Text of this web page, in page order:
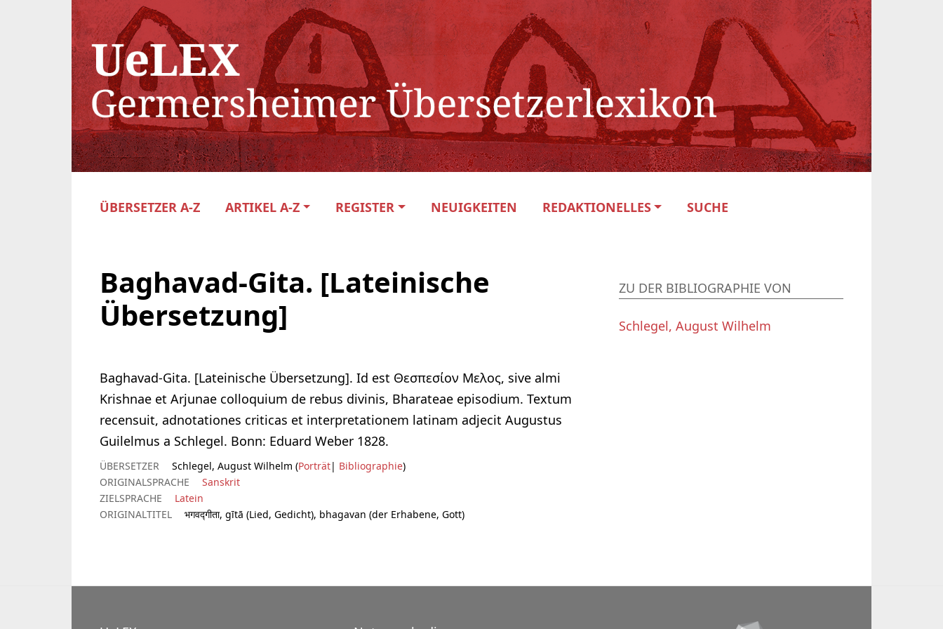
ÜBERSETZER A-Z ARTIKEL A-Z REGISTER NEUIGKEITEN REDAKTIONELLES SUCHE
Baghavad-Gita. [Lateinische
Übersetzung]
Baghavad-Gita. [Lateinische Übersetzung]. Id est Θεσπεσίον Μελος, sive almi
Krishnae et Arjunae colloquium de rebus divinis, Bharateae episodium. Textum
recensuit, adnotationes criticas et interpretationem latinam adjecit Augustus
Guilelmus a Schlegel. Bonn: Eduard Weber 1828.
ÜBERSETZER Schlegel, August Wilhelm (Porträt| Bibliographie)
ORIGINALSPRACHE
Sanskrit
ZIELSPRACHE
Latein
ORIGINALTITEL
भगवद्गीता, gītā (Lied, Gedicht), bhagavan (der Erhabene, Gott)
ZU DER BIBLIOGRAPHIE VON
Schlegel, August Wilhelm